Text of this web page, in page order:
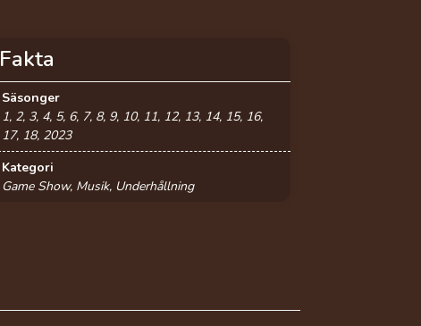
Fakta
Säsonger
1, 2, 3, 4, 5, 6, 7, 8, 9, 10, 11, 12, 13, 14, 15, 16,
17, 18, 2023
Kategori
Game Show, Musik, Underhållning